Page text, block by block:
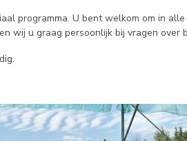
programma. U bent welkom om in
wij u graag persoonlijk bij vragen over